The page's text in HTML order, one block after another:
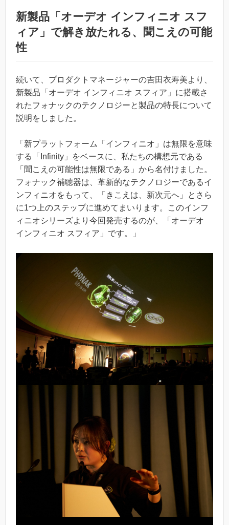
新製品「オーデオ インフィニオ スフ
ィア」で解き放たれる、聞こえの可能
性
続いて、プロダクトマネージャーの吉田衣寿美より、
新製品「オーデオ インフィニオ スフィア」に搭載さ
れたフォナックのテクノロジーと製品の特長について
説明をしました。
「新プラットフォーム「インフィニオ」は無限を意味
する「Infinity」をベースに、私たちの構想元である
「聞こえの可能性は無限である」から名付けました。
フォナック補聴器は、革新的なテクノロジーであるイ
ンフィニオをもって、「きこえは、新次元へ」とさら
に1つ上のステップに進めてまいります。このインフ
ィニオシリーズより今回発売するのが、「オーデオ
インフィニオ スフィア」です。」